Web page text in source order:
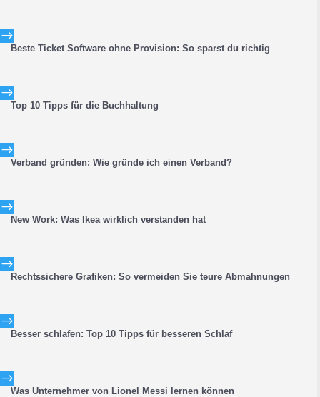
$
Beste Ticket Software ohne Provision: So sparst du richtig
$
Top 10 Tipps für die Buchhaltung
$
Verband gründen: Wie gründe ich einen Verband?
$
New Work: Was Ikea wirklich verstanden hat
$
Rechtssichere Grafiken: So vermeiden Sie teure Abmahnungen
$
Besser schlafen: Top 10 Tipps für besseren Schlaf
$
Was Unternehmer von Lionel Messi lernen können